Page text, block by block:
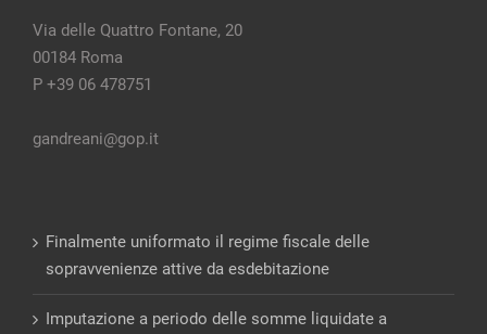
Via delle Quattro Fontane, 20
00184 Roma
P +39 06 478751
gandreani@gop.it
Finalmente uniformato il regime fiscale delle
sopravvenienze attive da esdebitazione
Imputazione a periodo delle somme liquidate a